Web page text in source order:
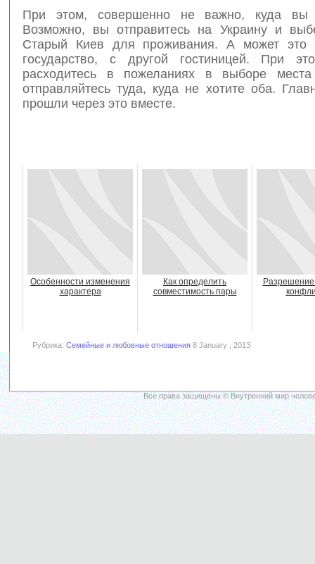
При этом, совершенно не важно, куда вы
Возможно, вы отправитесь на Украину и
Старый Киев для проживания. А может это
государство, с другой гостиницей. При
расходитесь в пожеланиях в выборе
отправляйтесь туда, куда не хотите оба.
прошли через это вместе.
Особенности изменения
характера
Как определить
совместимость пары
Рубрика: Семейные и любовные отношения 8 January , 2013
Все права защищены © Внутренний мир